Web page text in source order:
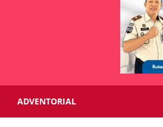
ADVENTORIAL